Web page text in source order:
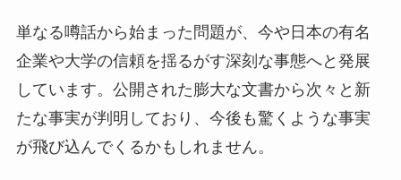
単なる噂話から始まった問題が、今や日本の有名
企業や大学の信頼を揺るがす深刻な事態へと発展
しています。公開された膨大な文書から次々と新
たな事実が判明しており、今後も驚くような事実
が飛び込んでくるかもしれません。